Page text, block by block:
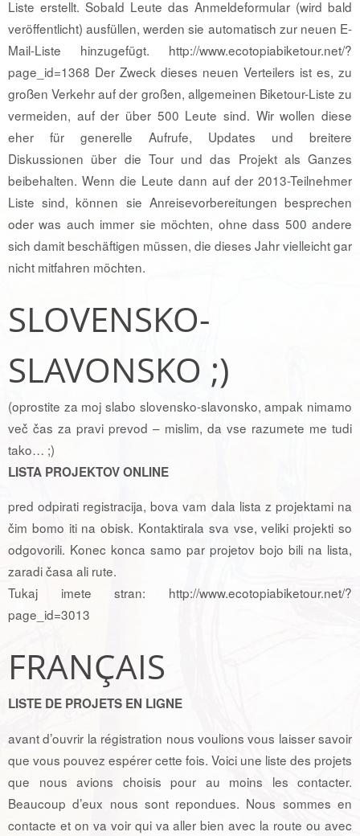
Liste erstellt. Sobald Leute das Anmeldeformular (wird bald
veröffentlicht) ausfüllen, werden sie automatisch zur neuen E-
Mail-Liste hinzugefügt. http://www.ecotopiabiketour.net/?
page_id=1368 Der Zweck dieses neuen Verteilers ist es, zu
großen Verkehr auf der großen, allgemeinen Biketour-Liste zu
vermeiden, auf der über 500 Leute sind. Wir wollen diese
eher für generelle Aufrufe, Updates und breitere
Diskussionen über die Tour und das Projekt als Ganzes
beibehalten. Wenn die Leute dann auf der 2013-Teilnehmer
Liste sind, können sie Anreisevorbereitungen besprechen
oder was auch immer sie möchten, ohne dass 500 andere
sich damit beschäftigen müssen, die dieses Jahr vielleicht gar
nicht mitfahren möchten.
SLOVENSKO-
SLAVONSKO ;)
(oprostite za moj slabo slovensko-slavonsko, ampak nimamo
več čas za pravi prevod – mislim, da vse razumete me tudi
tako… ;)
LISTA PROJEKTOV ONLINE
pred odpirati registracija, bova vam dala lista z projektami na
čim bomo iti na obisk. Kontaktirala sva vse, veliki projekti so
odgovorili. Konec konca samo par projetov bojo bili na lista,
zaradi časa ali rute.
Tukaj imete stran: http://www.ecotopiabiketour.net/?
page_id=3013
FRANÇAIS
LISTE DE PROJETS EN LIGNE
avant d’ouvrir la régistration nous voulions vous laisser savoir
que vous pouvez espérer cette fois. Voici une liste des projets
que nous avions choisis pour au moins les contacter.
Beaucoup d’eux nous sont repondues. Nous sommes en
contacte et on va voir qui va aller bien avec la route ou avec